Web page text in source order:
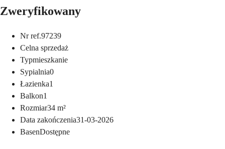
Zweryfikowany
Nr ref.97239
Celna sprzedaż
Typmieszkanie
Sypialnia0
Łazienka1
Balkon1
Rozmiar34 m²
Data zakończenia31-03-2026
BasenDostępne